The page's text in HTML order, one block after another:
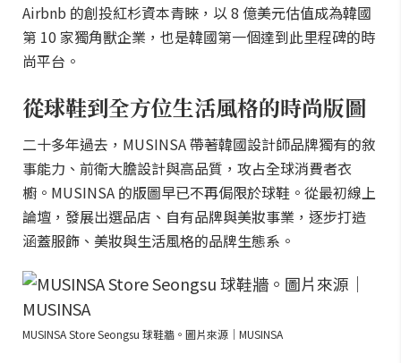
Airbnb 的創投紅杉資本青睞，以 8 億美元估值成為韓國
第 10 家獨角獸企業，也是韓國第一個達到此里程碑的時
尚平台。
從球鞋到全方位生活風格的時尚版圖
二十多年過去，MUSINSA 帶著韓國設計師品牌獨有的敘
事能力、前衛大膽設計與高品質，攻占全球消費者衣
櫥。MUSINSA 的版圖早已不再侷限於球鞋。從最初線上
論壇，發展出選品店、自有品牌與美妝事業，逐步打造
涵蓋服飾、美妝與生活風格的品牌生態系。
MUSINSA Store Seongsu 球鞋牆。圖片來源｜MUSINSA